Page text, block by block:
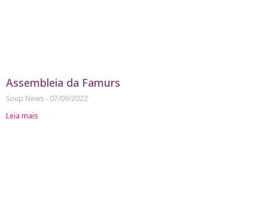
Assembleia da Famurs
Soup News
07/09/2022
Leia mais